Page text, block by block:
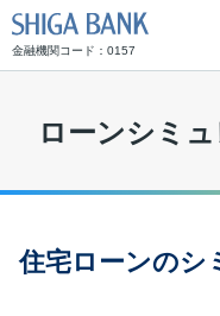
金融機関コード：0157
ローンシミ
住宅ローンのシ